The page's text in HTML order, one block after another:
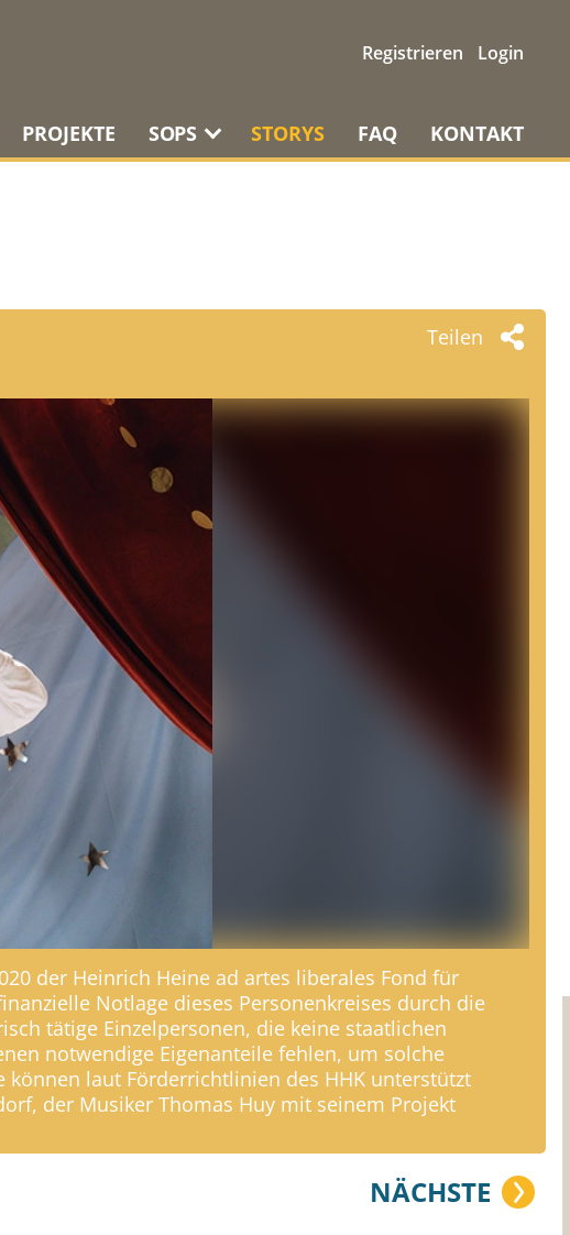
Registrieren Login
PROJEKTE SOPS STORYS FAQ KONTAKT
Teilen
der Heinrich Heine ad artes liberales Fond für
Notlage dieses Personenkreises durch die
tätige Einzelpersonen, die keine staatlichen
notwendige Eigenanteile fehlen, um solche
laut Förderrichtlinien des HHK unterstützt
der Musiker Thomas Huy mit seinem Projekt
NÄCHSTE